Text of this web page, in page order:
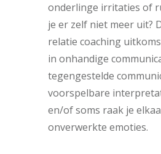
onderlinge irritaties of
je er zelf niet meer uit?
relatie coaching
in onhandige
tegengestelde
voorspelbare
en/of soms raak je
onverwerkte emoties.